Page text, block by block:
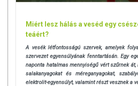
napi fogyasztási mennyiséget ne lépje
bármelyikére allergiás vagy érzékeny, ne
Miért lesz hálás a veséd egy
teáért?
A vesék létfontosságú szervek, amelyek
szervezet egyensúlyának fenntartásán. Egy
naponta hatalmas mennyiségű vért szűrnek
salakanyagokat és méreganyagokat,
elektrolit-egyensúlyt, valamint részt vesznek a